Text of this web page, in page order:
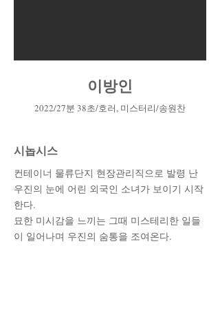
이방인
2022/27분 38초/호러, 미스터리/송원찬
시놉시스
컨테이너 물류단지 현장관리직으로 발령 난
우진의 눈에 어린 외국인 소녀가 보이기 시작
한다.
묘한 미시감을 느끼는 그때 미스테리한 일들
이 일어나며 우진의 숨통을 조여온다.